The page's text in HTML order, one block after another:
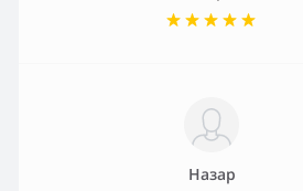
Назар